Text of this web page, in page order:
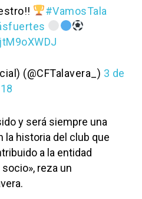
#VamosTala
(@CFTalavera_) 3 de
y será siempre una
la historia del club que
a la entidad
reza un